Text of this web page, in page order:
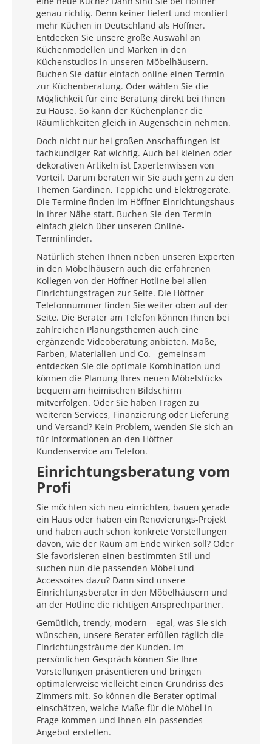
genau richtig. Denn keiner liefert und montiert
mehr Küchen in Deutschland als Höffner.
Entdecken Sie unsere große Auswahl an
Küchenmodellen und Marken in den
Küchenstudios in unseren Möbelhäusern.
Buchen Sie dafür einfach online einen Termin
zur Küchenberatung. Oder wählen Sie die
Möglichkeit für eine Beratung direkt bei Ihnen
zu Hause. So kann der Küchenplaner die
Räumlichkeiten gleich in Augenschein nehmen.
Doch nicht nur bei großen Anschaffungen ist
fachkundiger Rat wichtig. Auch bei kleinen oder
dekorativen Artikeln ist Expertenwissen von
Vorteil. Darum beraten wir Sie auch gern zu den
Themen Gardinen, Teppiche und Elektrogeräte.
Die Termine finden im Höffner Einrichtungshaus
in Ihrer Nähe statt. Buchen Sie den Termin
einfach gleich über unseren Online-
Terminfinder.
Natürlich stehen Ihnen neben unseren Experten
in den Möbelhäusern auch die erfahrenen
Kollegen von der Höffner Hotline bei allen
Einrichtungsfragen zur Seite. Die Höffner
Telefonnummer finden Sie weiter oben auf der
Seite. Die Berater am Telefon können Ihnen bei
zahlreichen Planungsthemen auch eine
ergänzende Videoberatung anbieten. Maße,
Farben, Materialien und Co. - gemeinsam
entdecken Sie die optimale Kombination und
können die Planung Ihres neuen Möbelstücks
bequem am heimischen Bildschirm
mitverfolgen. Oder Sie haben Fragen zu
weiteren Services, Finanzierung oder Lieferung
und Versand? Kein Problem, wenden Sie sich an
für Informationen an den Höffner
Kundenservice am Telefon.
Einrichtungsberatung vom
Profi
Sie möchten sich neu einrichten, bauen gerade
ein Haus oder haben ein Renovierungs-Projekt
und haben auch schon konkrete Vorstellungen
davon, wie der Raum am Ende wirken soll? Oder
Sie favorisieren einen bestimmten Stil und
suchen nun die passenden Möbel und
Accessoires dazu? Dann sind unsere
Einrichtungsberater in den Möbelhäusern und
an der Hotline die richtigen Ansprechpartner.
Gemütlich, trendy, modern – egal, was Sie sich
wünschen, unsere Berater erfüllen täglich die
Einrichtungsträume der Kunden. Im
persönlichen Gespräch können Sie Ihre
Vorstellungen präsentieren und bringen
optimalerweise vielleicht einen Grundriss des
Zimmers mit. So können die Berater optimal
einschätzen, welche Maße für die Möbel in
Frage kommen und Ihnen ein passendes
Angebot erstellen.